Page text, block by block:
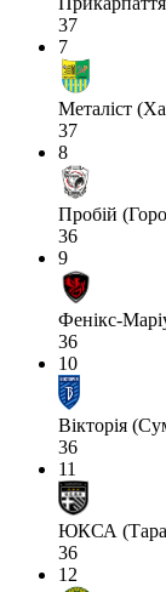
37
7
Металіст
37
8
Пробій
36
9
Фенікс-
36
10
Вікторія
36
11
ЮКСА
36
12